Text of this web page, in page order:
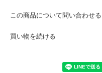
この商品について問い合わせる
買い物を続ける